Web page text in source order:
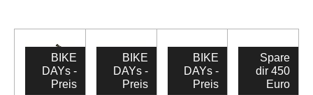
BIKE
DAYs -
Preis
BIKE
DAYs -
Preis
BIKE
DAYs -
Preis
Spare
dir 450
Euro